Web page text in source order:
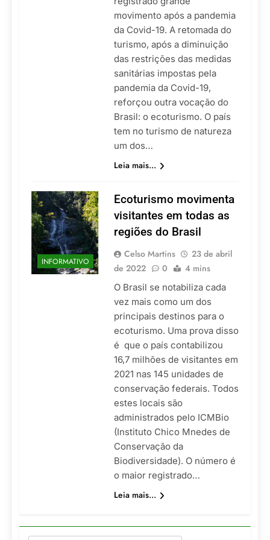
movimento após a pandemia
da Covid-19. A retomada do
turismo, após a diminuição
das restrições das medidas
sanitárias impostas pela
pandemia da Covid-19,
reforçou outra vocação do
Brasil: o ecoturismo. O país
tem no turismo de natureza
um dos…
Leia mais...
INFORMATIVO
Ecoturismo movimenta
visitantes em todas as
regiões do Brasil
Celso Martins
23 de abril
de 2022
0 4 mins
O Brasil se notabiliza cada
vez mais como um dos
principais destinos para o
ecoturismo. Uma prova disso
é que o país contabilizou
16,7 milhões de visitantes em
2021 nas 145 unidades de
conservação federais. Todos
estes locais são
administrados pelo ICMBio
(Instituto Chico Mnedes de
Conservação da
Biodiversidade). O número é
o maior registrado…
Leia mais...